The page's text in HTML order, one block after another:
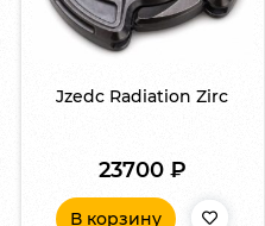
Jzedc Radiation Zirc
23700 ₽
В корзину